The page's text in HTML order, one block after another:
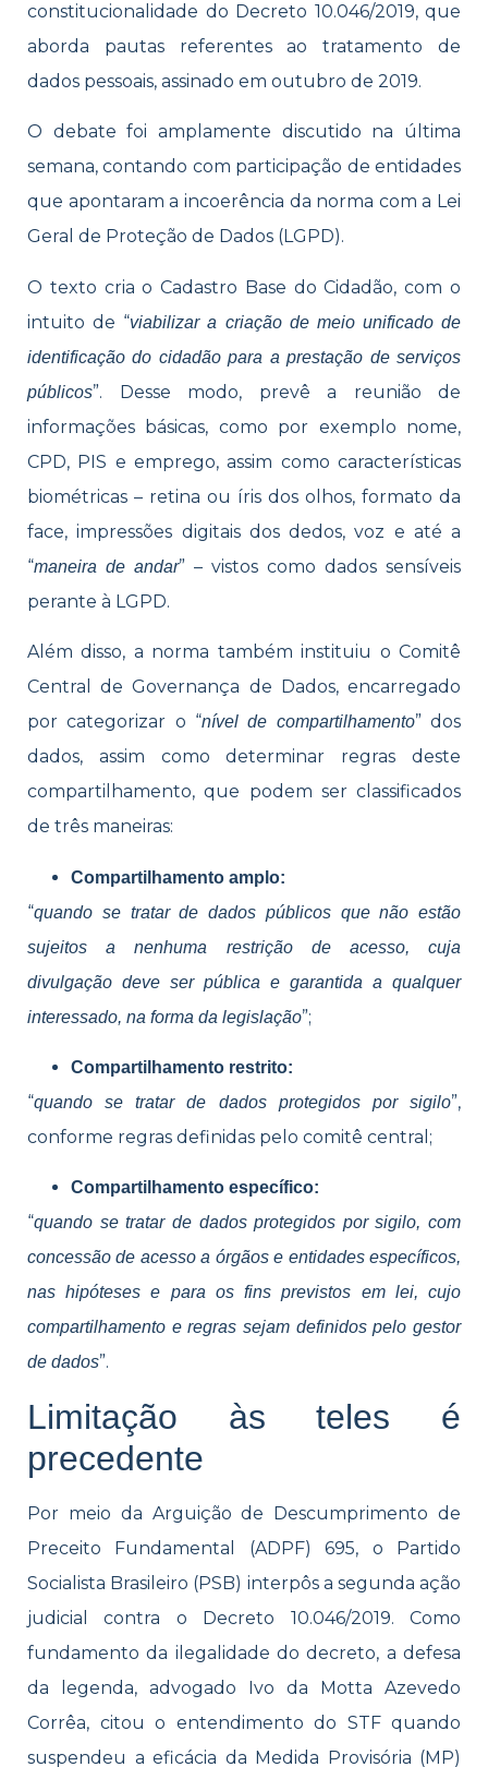
constitucionalidade do Decreto 10.046/2019, que
aborda pautas referentes ao tratamento de
dados pessoais, assinado em outubro de 2019.
O debate foi amplamente discutido na última
semana, contando com participação de entidades
que apontaram a incoerência da norma com a Lei
Geral de Proteção de Dados (LGPD).
O texto cria o Cadastro Base do Cidadão, com o
intuito de “viabilizar a criação de meio unificado de
identificação do cidadão para a prestação de serviços
públicos”. Desse modo, prevê a reunião de
informações básicas, como por exemplo nome,
CPD, PIS e emprego, assim como características
biométricas – retina ou íris dos olhos, formato da
face, impressões digitais dos dedos, voz e até a
“maneira de andar” – vistos como dados sensíveis
perante à LGPD.
Além disso, a norma também instituiu o Comitê
Central de Governança de Dados, encarregado
por categorizar o “nível de compartilhamento” dos
dados, assim como determinar regras deste
compartilhamento, que podem ser classificados
de três maneiras:
Compartilhamento amplo:
“quando se tratar de dados públicos que não estão
sujeitos a nenhuma restrição de acesso, cuja
divulgação deve ser pública e garantida a qualquer
interessado, na forma da legislação”;
Compartilhamento restrito:
“quando se tratar de dados protegidos por sigilo”,
conforme regras definidas pelo comitê central;
Compartilhamento específico:
“quando se tratar de dados protegidos por sigilo, com
concessão de acesso a órgãos e entidades específicos,
nas hipóteses e para os fins previstos em lei, cujo
compartilhamento e regras sejam definidos pelo gestor
de dados”.
Limitação às teles é
precedente
Por meio da Arguição de Descumprimento de
Preceito Fundamental (ADPF) 695, o Partido
Socialista Brasileiro (PSB) interpôs a segunda ação
judicial contra o Decreto 10.046/2019. Como
fundamento da ilegalidade do decreto, a defesa
da legenda, advogado Ivo da Motta Azevedo
Corrêa, citou o entendimento do STF quando
suspendeu a eficácia da Medida Provisória (MP)